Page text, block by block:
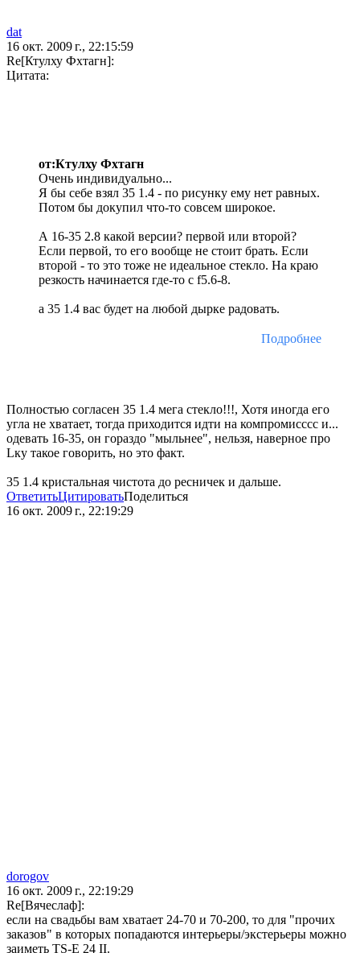
dat
16 окт. 2009 г., 22:15:59
Re[Ктулху Фхтагн]:
Цитата:
от:Ктулху Фхтагн
Очень индивидуально...
Я бы себе взял 35 1.4 - по рисунку ему нет равных.
Потом бы докупил что-то совсем широкое.
А 16-35 2.8 какой версии? первой или второй?
Если первой, то его вообще не стоит брать. Если
второй - то это тоже не идеальное стекло. На краю
резкость начинается где-то с f5.6-8.
а 35 1.4 вас будет на любой дырке радовать.
Подробнее
Полностью согласен 35 1.4 мега стекло!!!, Хотя иногда его
угла не хватает, тогда приходится идти на компромисссс и...
одевать 16-35, он гораздо "мыльнее", нельзя, наверное про
Lку такое говорить, но это факт.
35 1.4 кристальная чистота до ресничек и дальше.
ОтветитьЦитироватьПоделиться
16 окт. 2009 г., 22:19:29
dorogov
16 окт. 2009 г., 22:19:29
Re[Вячеслаф]:
если на свадьбы вам хватает 24-70 и 70-200, то для "прочих
заказов" в которых попадаются интерьеры/экстерьеры можно
заиметь TS-E 24 II.